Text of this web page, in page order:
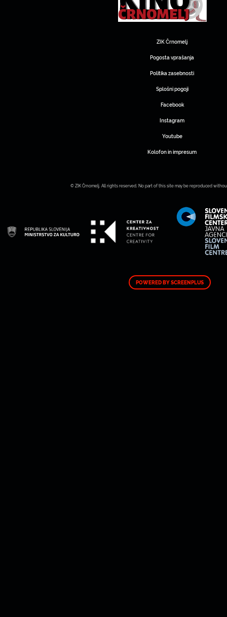
ZIK Črnomelj
Pogosta vprašanja
Politika zasebnosti
Splošni pogoji
Facebook
Instagram
Youtube
Kolofon in impresum
© ZIK Črnomelj. All rights reserved. No part of this site may be reproduced
POWERED BY SCREENPLUS